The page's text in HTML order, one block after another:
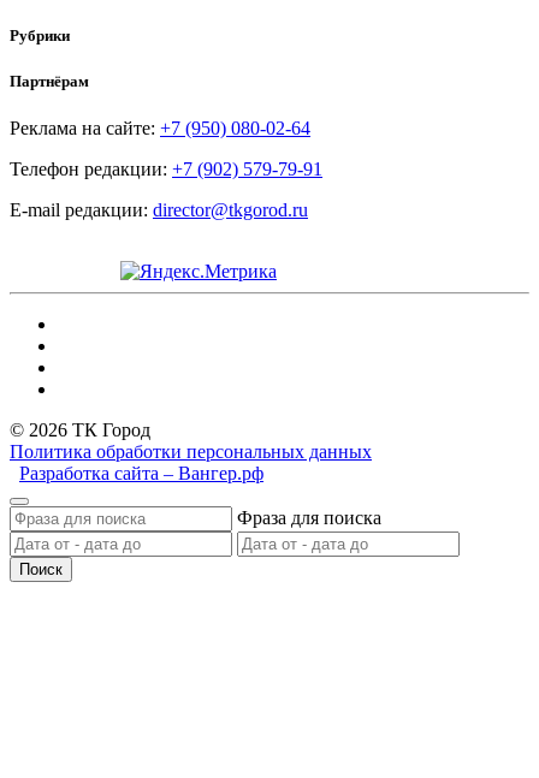
Рубрики
Партнёрам
Реклама на сайте: +7 (950) 080-02-64
Телефон редакции: +7 (902) 579-79-91
E-mail редакции: director@tkgorod.ru
© 2026 ТК Город
Политика обработки персональных данных
Разработка сайта – Вангер.рф
Фраза для поиска
Поиск